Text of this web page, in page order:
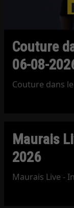
Couture
06-08-
Couture dans
Maurais
2026
Maurais Live -